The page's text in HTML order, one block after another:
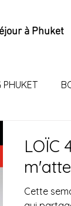
à Phuket
LOÏC
Cette